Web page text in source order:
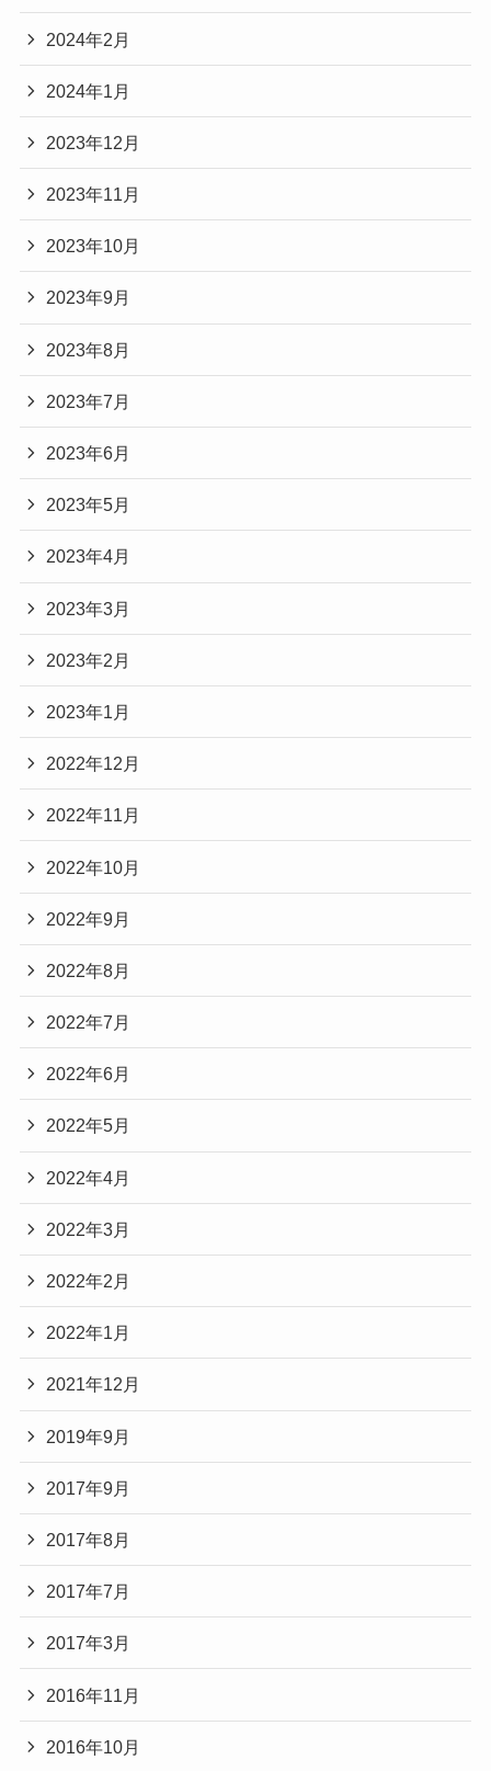
2024年2月
2024年1月
2023年12月
2023年11月
2023年10月
2023年9月
2023年8月
2023年7月
2023年6月
2023年5月
2023年4月
2023年3月
2023年2月
2023年1月
2022年12月
2022年11月
2022年10月
2022年9月
2022年8月
2022年7月
2022年6月
2022年5月
2022年4月
2022年3月
2022年2月
2022年1月
2021年12月
2019年9月
2017年9月
2017年8月
2017年7月
2017年3月
2016年11月
2016年10月